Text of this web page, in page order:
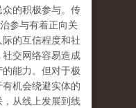
的积极参与。传
参与有着正向关
的互信程度和社
交网络容易造成
能力。但对于极
机会绕避实体的
从线上发展到线